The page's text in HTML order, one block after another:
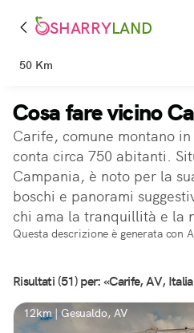
SHARRYLAND
50 Km
Cosa fare vicino
Carife, comune montano
conta circa 750 abitanti.
Campania, è noto per la
boschi e panorami
chi ama la tranquillità e la
Questa descrizione è generata con
Risultati (51) per: «Carife, AV,
12km | Gesualdo, AV